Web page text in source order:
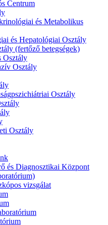
Centrum
és Metabolikus
és Hepatológiai Osztály
(fertőző betegségek)
Osztály
Osztály
Osztály
Osztály
és Diagnosztikai Központ
vizsgálat